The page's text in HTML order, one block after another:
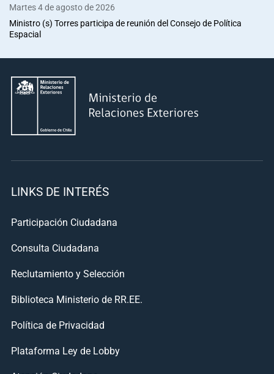
Martes 4 de agosto de 2026
Ministro (s) Torres participa de reunión del Consejo de Política
Espacial
LINKS DE INTERÉS
Participación Ciudadana
Consulta Ciudadana
Reclutamiento y Selección
Biblioteca Ministerio de RR.EE.
Política de Privacidad
Plataforma Ley de Lobby